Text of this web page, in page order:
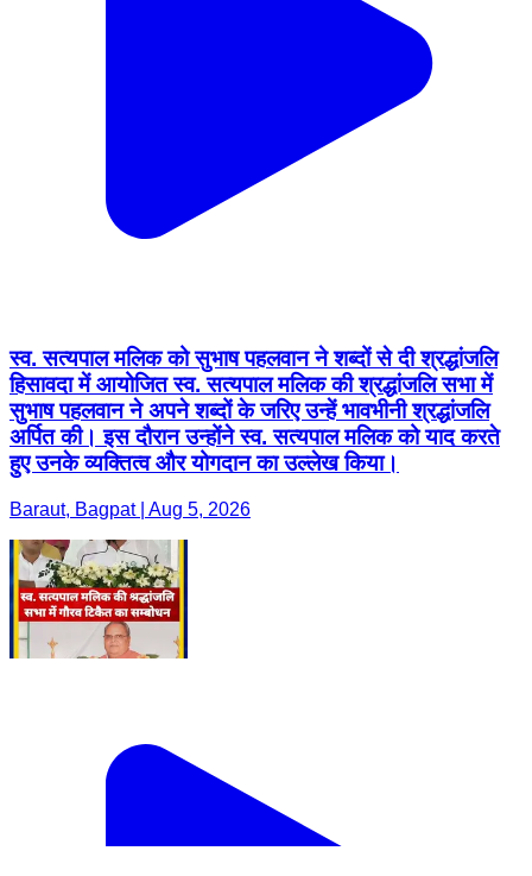
स्व. सत्यपाल मलिक को सुभाष पहलवान ने शब्दों से दी श्रद्धांजलि
हिसावदा में आयोजित स्व. सत्यपाल मलिक की श्रद्धांजलि सभा में
सुभाष पहलवान ने अपने शब्दों के जरिए उन्हें भावभीनी श्रद्धांजलि
अर्पित की। इस दौरान उन्होंने स्व. सत्यपाल मलिक को याद करते
हुए उनके व्यक्तित्व और योगदान का उल्लेख किया।
Baraut, Bagpat | Aug 5, 2026